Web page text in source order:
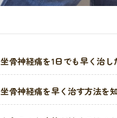
坐骨神経痛を1日でも早く治
坐骨神経痛を早く治す方法を